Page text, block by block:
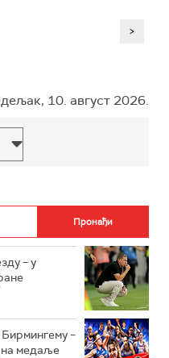
>
10. август 2026.
– у
–
на медаље